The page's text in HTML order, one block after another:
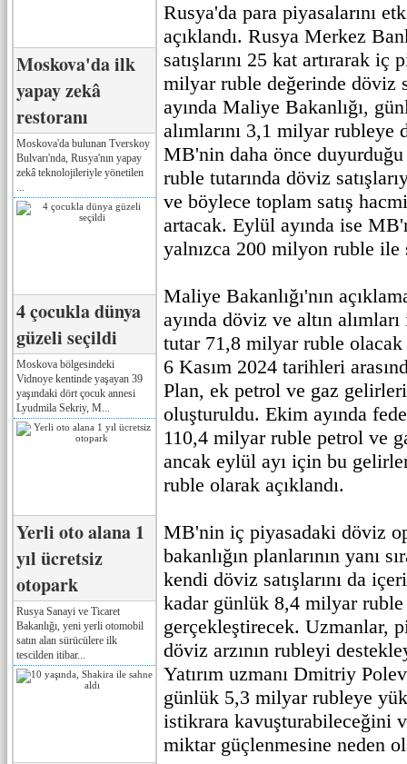
Moskova'da ilk
yapay zekâ
restoranı
Moskova'da bulunan Tverskoy
Bulvarı'nda, Rusya'nın yapay
zekâ teknolojileriyle yönetilen
4 çocukla dünya
güzeli seçildi
Moskova bölgesindeki
Vidnoye kentinde yaşayan 39
yaşındaki dört çocuk annesi
Lyudmila Sekriy, M...
Yerli oto alana 1
yıl ücretsiz
otopark
Rusya Sanayi ve Ticaret
Bakanlığı, yeni yerli otomobil
satın alan sürücülere ilk
tescilden itibar...
Rusya'da para piyasalarını
açıklandı. Rusya Merkez
satışlarını 25 kat artırarak iç
milyar ruble değerinde döviz
ayında Maliye Bakanlığı,
alımlarını 3,1 milyar rubleye
MB'nin daha önce
ruble tutarında döviz
ve böylece toplam satış
artacak. Eylül ayında ise
yalnızca 200 milyon ruble ile
Maliye Bakanlığı'nın
ayında döviz ve altın
tutar 71,8 milyar ruble
6 Kasım 2024 tarihleri
Plan, ek petrol ve gaz
oluşturuldu. Ekim ayında
110,4 milyar ruble petrol ve
ancak eylül ayı için bu
ruble olarak açıklandı.
MB'nin iç piyasadaki döviz
bakanlığın planlarının yanı
kendi döviz satışlarını da
kadar günlük 8,4 milyar ruble
gerçekleştirecek. Uzmanlar,
döviz arzının rubleyi
Yatırım uzmanı Dmitriy
günlük 5,3 milyar rubleye
istikrara kavuşturabileceğini
miktar güçlenmesine neden